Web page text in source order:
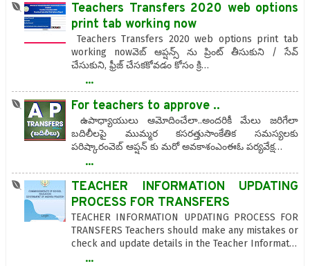
Teachers Transfers 2020 web options
print tab working now
Teachers Transfers 2020 web options print tab
working nowవెబ్ ఆప్షన్స్ ను ప్రింట్ తీసుకుని / సేవ్
చేసుకుని, ఫ్రీజ్ చేసకకోవడం కోసం క్రి…
...
For teachers to approve ..
ఉపాధ్యాయులు ఆమోదించేలా..అందరికీ మేలు జరిగేలా
బదిలీలపై ముమ్మర కసరత్తుసాంకేతిక సమస్యలకు
పరిష్కారంవెబ్ ఆప్షన్ కు మరో అవకాశంఎంఈఓ పర్యవేక్ష…
...
TEACHER INFORMATION UPDATING
PROCESS FOR TRANSFERS
TEACHER INFORMATION UPDATING PROCESS FOR
TRANSFERS Teachers should make any mistakes or
check and update details in the Teacher Informat…
...